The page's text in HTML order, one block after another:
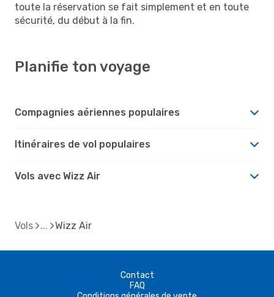
toute la réservation se fait simplement et en toute
sécurité, du début à la fin.
Planifie ton voyage
Compagnies aériennes populaires
Itinéraires de vol populaires
Vols avec Wizz Air
Vols Wizz Air
Contact
FAQ